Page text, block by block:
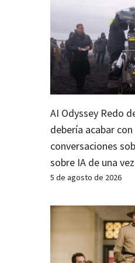
AI Odyssey Redo
debería acabar con
conversaciones
sobre IA de una
5 de agosto de 2026